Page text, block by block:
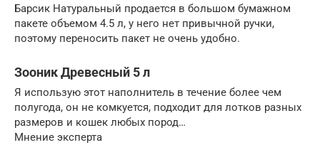
Барсик Натуральный продается в большом бумажном
пакете объемом 4.5 л, у него нет привычной ручки,
поэтому переносить пакет не очень удобно.
Зооник Древесный 5 л
Я использую этот наполнитель в течение более чем
полугода, он не комкуется, подходит для лотков разных
размеров и кошек любых пород…
Мнение эксперта